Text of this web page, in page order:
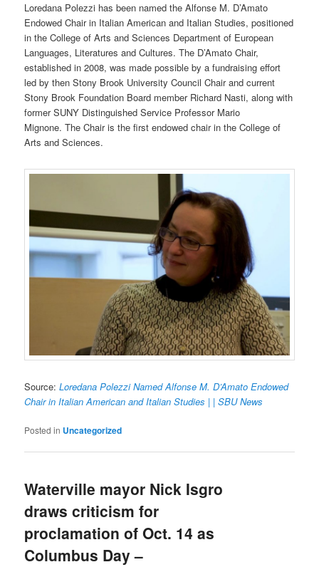
Loredana Polezzi has been named the Alfonse M. D’Amato
Endowed Chair in Italian American and Italian Studies, positioned
in the College of Arts and Sciences Department of European
Languages, Literatures and Cultures. The D’Amato Chair,
established in 2008, was made possible by a fundraising effort
led by then Stony Brook University Council Chair and current
Stony Brook Foundation Board member Richard Nasti, along with
former SUNY Distinguished Service Professor Mario
Mignone. The Chair is the first endowed chair in the College of
Arts and Sciences.
Source:Loredana Polezzi Named Alfonse M. D’Amato Endowed
Chair in Italian American and Italian Studies | | SBU News
Posted in Uncategorized
Waterville mayor Nick Isgro
draws criticism for
proclamation of Oct. 14 as
Columbus Day –